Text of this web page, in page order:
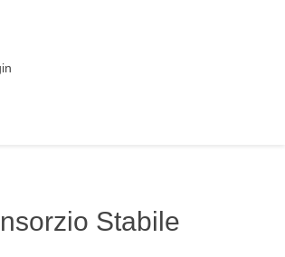
Stabile